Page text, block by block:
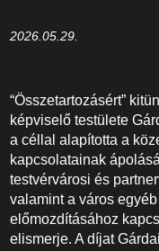
2026.05.29.
“Összetartozásért”
képviselő testülete
a céllal alapította a
kapcsolatainak
testvérvárosi és
valamint a város
előmozdításához
elismerje. A díjat